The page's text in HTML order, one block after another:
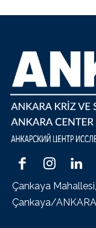
Çankaya
Çankaya/ANKARA